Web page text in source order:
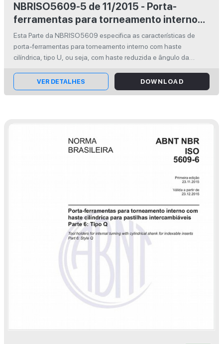
NBRISO5609-5 de 11/2015 - Porta-
ferramentas para torneamento interno
com haste cilíndrica para pastilhas
intercambiáveis - Parte 5: Tipo U
Esta Parte da NBRISO5609 especifica as características de
porta-ferramentas para torneamento interno com haste
cilíndrica, tipo U, ou seja, com haste reduzida e ângulo da
VER DETALHES DOWNLOAD